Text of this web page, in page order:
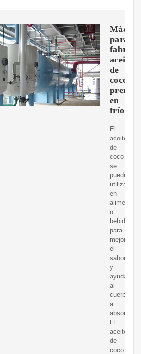
para
aceite
de
coco
en
frío
El
aceite
de
coco
se
puede
utilizar
en
alimentos
o
bebidas
para
mejorar
el
sabor
y
ayudar
al
cuerpo
a
absorberlo.
El
aceite
de
coco